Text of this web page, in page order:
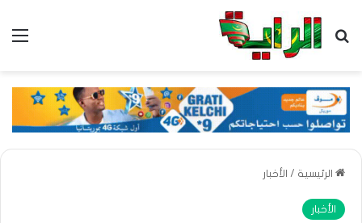
بحث عن
الرئيسية / الأخبار
الأخبار